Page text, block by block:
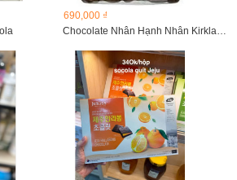
690,000 ₫
Chocolate Nhân Hạnh Nhân Kirkland 1.36kg...